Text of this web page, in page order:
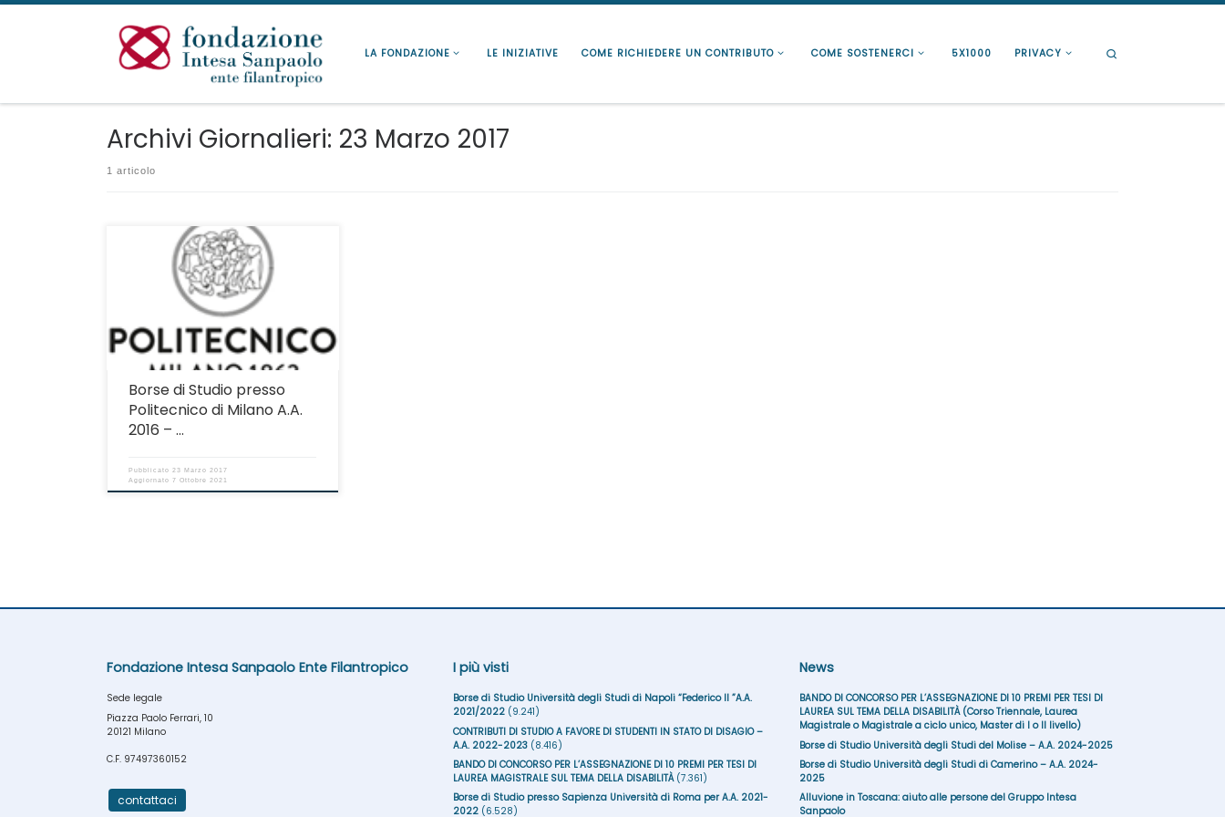
Passa al contenuto
LA FONDAZIONE LE INIZIATIVE COME RICHIEDERE UN CONTRIBUTO COME SOSTENERCI 5X1000 PRIVACY
Archivi Giornalieri: 23 Marzo 2017
1 articolo
Scadenza presentazione domande: 21
Borse di Studio presso
Politecnico di Milano A.A.
2016 – …
Pubblicato 23 Marzo 2017
Aggiornato7 Ottobre 2021
Fondazione Intesa Sanpaolo Ente Filantropico
Sede legale
Piazza Paolo Ferrari, 10
20121 Milano
C.F. 97497360152
contattaci
I più visti
Borse di Studio Università degli Studi di Napoli “Federico II ”A.A.
2021/2022 (9.241)
CONTRIBUTI DI STUDIO A FAVORE DI STUDENTI IN STATO DI DISAGIO –
A.A. 2022-2023 (8.416)
BANDO DI CONCORSO PER L’ASSEGNAZIONE DI 10 PREMI PER TESI DI
LAUREA MAGISTRALE SUL TEMA DELLA DISABILITÀ (7.361)
Borse di Studio presso Sapienza Università di Roma per A.A. 2021-
2022 (6.528)
News
BANDO DI CONCORSO PER L’ASSEGNAZIONE DI 10 PREMI PER TESI DI
LAUREA SUL TEMA DELLA DISABILITÀ (Corso Triennale, Laurea
Magistrale o Magistrale a ciclo unico, Master di I o II livello)
Borse di Studio Università degli Studi del Molise – A.A. 2024-2025
Borse di Studio Università degli Studi di Camerino – A.A. 2024-
2025
Alluvione in Toscana: aiuto alle persone del Gruppo Intesa
Sanpaolo